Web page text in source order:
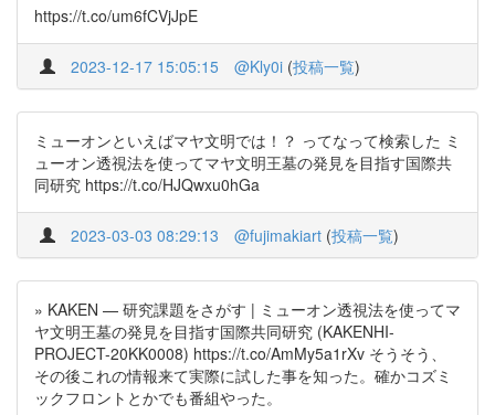
https://t.co/um6fCVjJpE
2023-12-17 15:05:15 @Kly0i (投稿一覧)
ミューオンといえばマヤ文明では！？ ってなって検索した ミ
ューオン透視法を使ってマヤ文明王墓の発見を目指す国際共
同研究 https://t.co/HJQwxu0hGa
2023-03-03 08:29:13 @fujimakiart (投稿一覧)
» KAKEN — 研究課題をさがす | ミューオン透視法を使ってマ
ヤ文明王墓の発見を目指す国際共同研究 (KAKENHI-
PROJECT-20KK0008) https://t.co/AmMy5a1rXv そうそう、
その後これの情報来て実際に試した事を知った。確かコズミ
ックフロントとかでも番組やった。